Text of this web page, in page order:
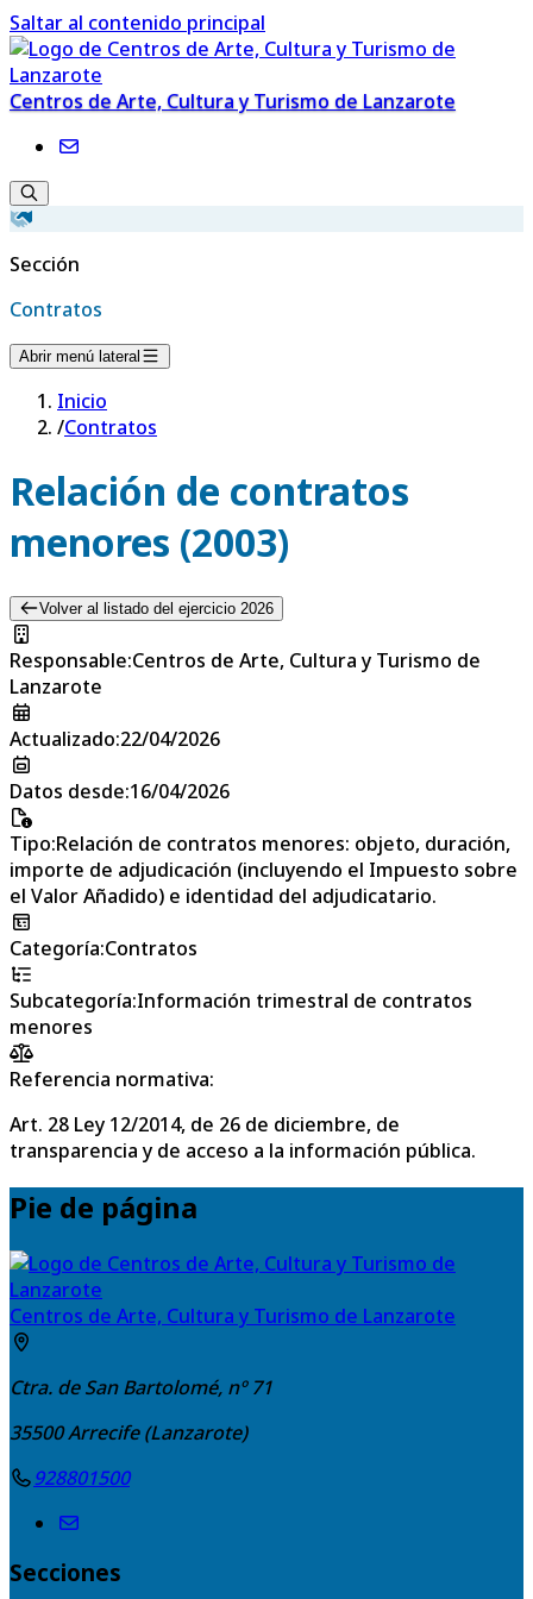
Saltar al contenido principal
Centros de Arte, Cultura y Turismo de Lanzarote
Sección
Contratos
Abrir menú lateral
Inicio
/Contratos
Relación de contratos
menores (2003)
Volver al listado del ejercicio 2026
Responsable:Centros de Arte, Cultura y Turismo de
Lanzarote
Actualizado:22/04/2026
Datos desde:16/04/2026
Tipo:Relación de contratos menores: objeto, duración,
importe de adjudicación (incluyendo el Impuesto sobre
el Valor Añadido) e identidad del adjudicatario.
Categoría:Contratos
Subcategoría:Información trimestral de contratos
menores
Referencia normativa:
Art. 28 Ley 12/2014, de 26 de diciembre, de
transparencia y de acceso a la información pública.
Pie de página
Centros de Arte, Cultura y Turismo de Lanzarote
Ctra. de San Bartolomé, nº 71
35500Arrecife (Lanzarote)
928801500
Secciones